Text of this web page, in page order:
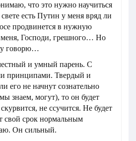
что это нужно научиться
есть Путин у меня вряд ли
продвинется в нужную
Господи, грешного… Но
говорю…
и умный парень. С
принципами. Твердый и
его не начнут сознательно
знаем, могут), то он будет
не ссучится. Не будет
свой срок нормальным
Он сильный.